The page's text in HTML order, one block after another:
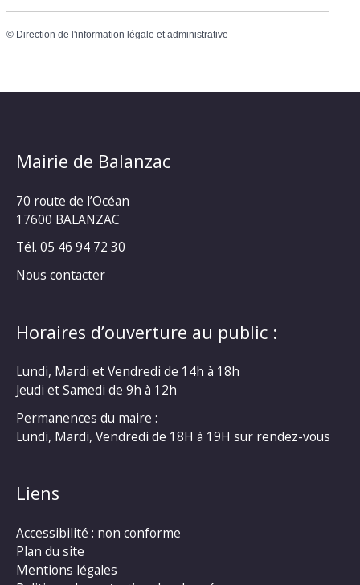
© Direction de l'information légale et administrative
Mairie de Balanzac
70 route de l’Océan
17600 BALANZAC
Tél. 05 46 94 72 30
Nous contacter
Horaires d’ouverture au public :
Lundi, Mardi et Vendredi de 14h à 18h
Jeudi et Samedi de 9h à 12h
Permanences du maire :
Lundi, Mardi, Vendredi de 18H à 19H sur rendez-vous
Liens
Accessibilité : non conforme
Plan du site
Mentions légales